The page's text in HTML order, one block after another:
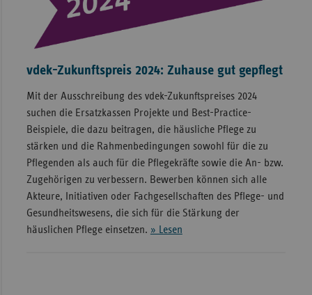
vdek-Zukunftspreis 2024: Zuhause gut gepflegt
Mit der Ausschreibung des vdek-Zukunftspreises 2024
suchen die Ersatzkassen Projekte und Best-Practice-
Beispiele, die dazu beitragen, die häusliche Pflege zu
stärken und die Rahmenbedingungen sowohl für die zu
Pflegenden als auch für die Pflegekräfte sowie die An- bzw.
Zugehörigen zu verbessern. Bewerben können sich alle
Akteure, Initiativen oder Fachgesellschaften des Pflege- und
Gesundheitswesens, die sich für die Stärkung der
häuslichen Pflege einsetzen. » Lesen